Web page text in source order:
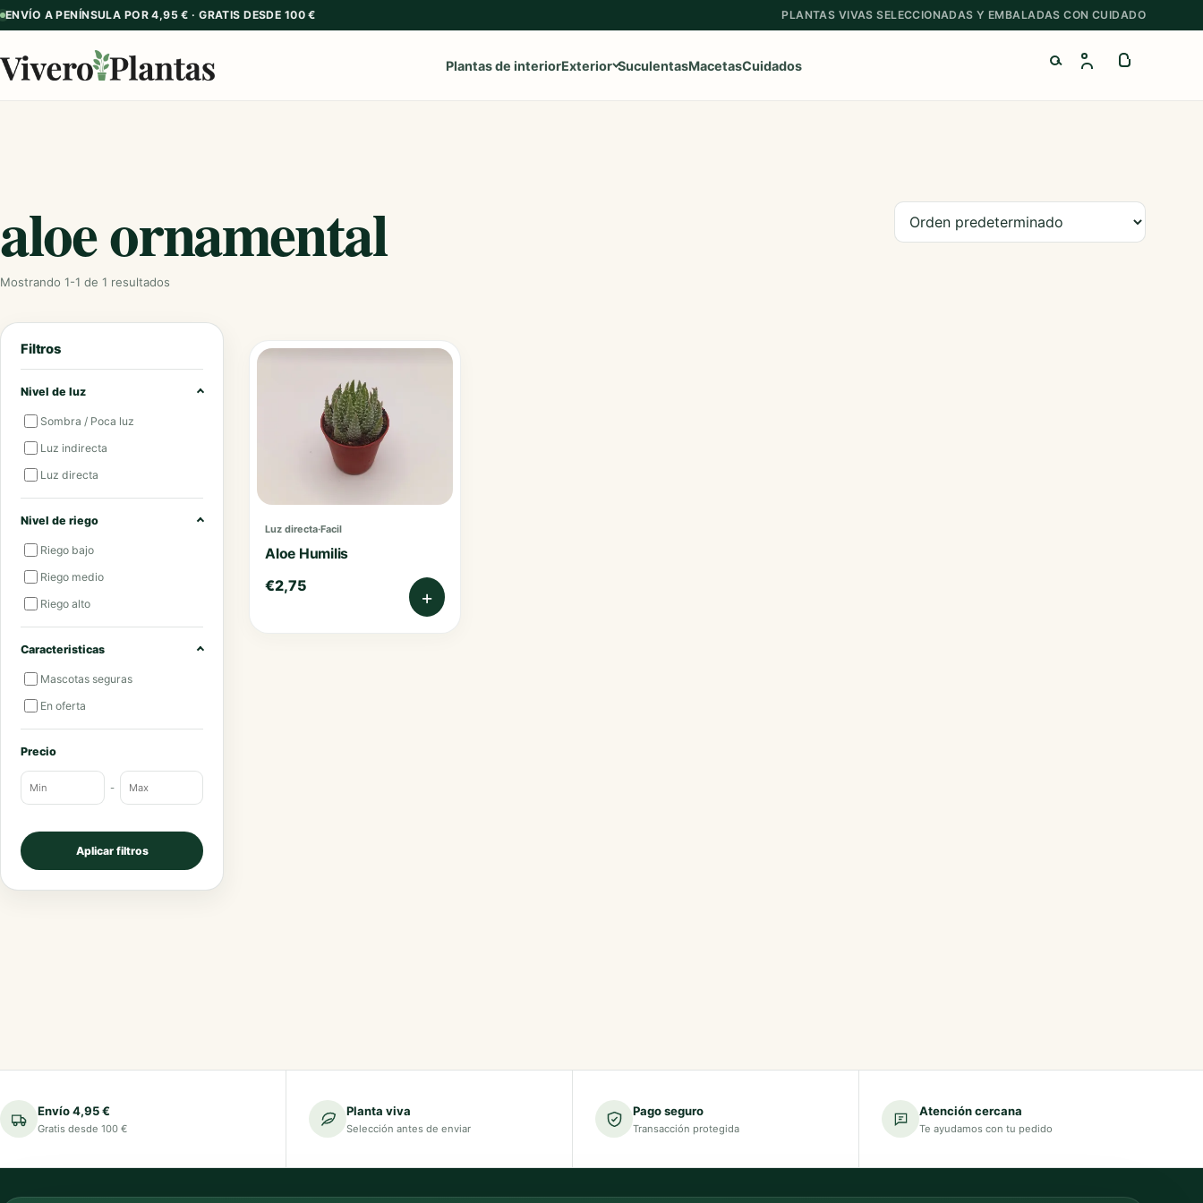
ENVÍO A PENÍNSULA POR 4,95 € · GRATIS DESDE 100 € PLANTAS VIVAS SELECCIONADAS Y EMBALADAS CON CUIDADO
Plantas de interiorExterior SuculentasMacetasCuidados
aloe ornamental
Mostrando 1-1 de 1 resultados
Ordenar productos
Filtros
Nivel de luz
Sombra / Poca luz
Luz indirecta
Luz directa
Nivel de riego
Riego bajo
Riego medio
Riego alto
Caracteristicas
Mascotas seguras
En oferta
Precio
-
Aplicar filtros
Luz directa·Facil
Aloe Humilis
€2,75 +
Envío 4,95 €
Gratis desde 100 €
Planta viva
Selección antes de enviar
Pago seguro
Transacción protegida
Atención cercana
Te ayudamos con tu pedido